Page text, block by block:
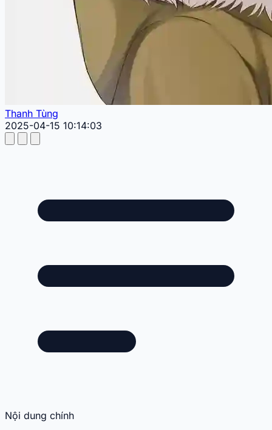
Thanh Tùng
2025-04-15 10:14:03
Nội dung chính